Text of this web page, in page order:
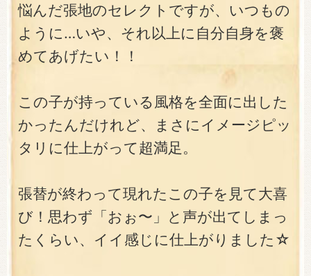
悩んだ張地のセレクトですが、いつもの
ように…いや、それ以上に自分自身を褒
めてあげたい！！
この子が持っている風格を全面に出した
かったんだけれど、まさにイメージピッ
タリに仕上がって超満足。
張替が終わって現れたこの子を見て大喜
び！思わず「おぉ〜」と声が出てしまっ
たくらい、イイ感じに仕上がりました☆